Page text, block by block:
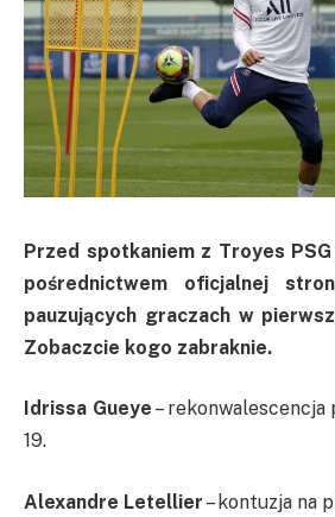
Przed spotkaniem z Troyes
pośrednictwem oficjalnej
pauzujących graczach w
Zobaczcie kogo zabraknie.
Idrissa Gueye –
19.
Alexandre Letellier – kontuzja na